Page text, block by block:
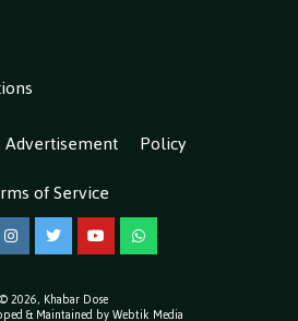
Advertisement
Policy
of Service
InstagramTwitterYouTubeWhatsApp
© 2026, Khabar Dose
& Maintained by Webtik Media